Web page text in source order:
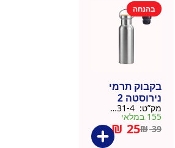
בהנחה
בקבוק תרמי
נירוסטה 2
פקקים 500 מל
– כסוף קלאסי
מק”ט: 9901031-4
155 במלאי
₪39
₪ 25